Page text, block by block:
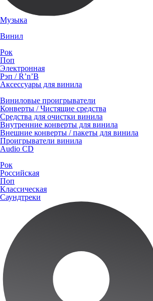
Музыка
Винил
Рок
Поп
Электронная
Рэп / R’n’B
Аксессуары для винила
Виниловые проигрыватели
Конверты / Чистящие средства
Средства для очистки винила
Внутренние конверты для винила
Внешние конверты / пакеты для винила
Проигрыватели винила
Audio CD
Рок
Российская
Поп
Классическая
Саундтреки